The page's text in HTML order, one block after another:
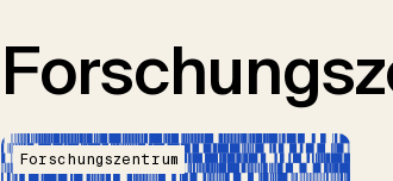
Forschungszentrum